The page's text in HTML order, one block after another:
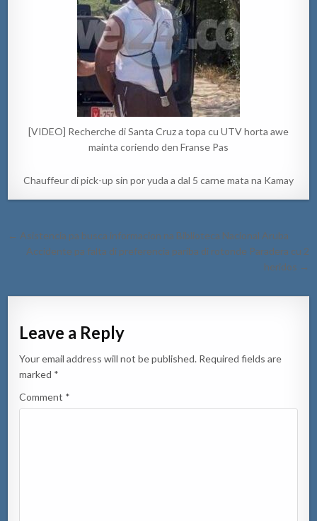
[VIDEO] Recherche di Santa Cruz a topa cu UTV horta awe
mainta coriendo den Franse Pas
Chauffeur di pick-up sin por yuda a dal 5 carne mata na Kamay
Post
navigation
← Asistencia pa busca informacion na Biblioteca Nacional Aruba
Accidente pa falta di preferencia pariba di rotonde Paradera cu 2
heridos →
Leave a Reply
Your email address will not be published. Required fields are
marked *
Comment *